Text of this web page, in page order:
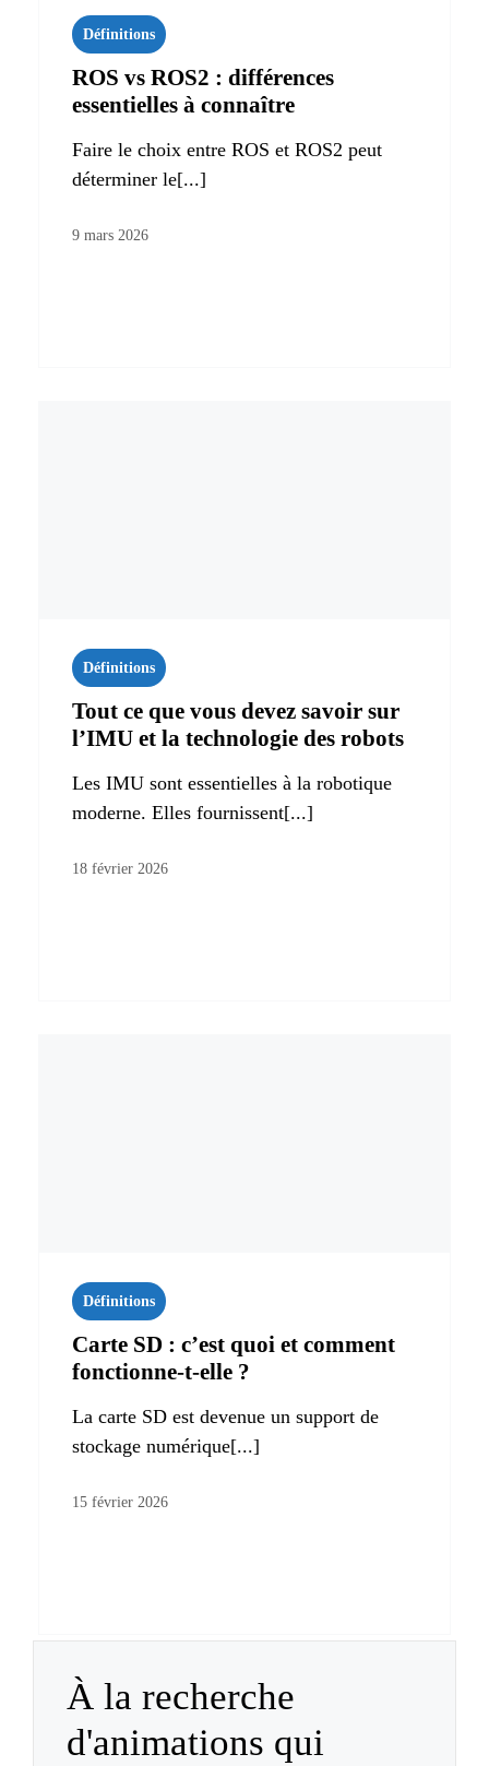
Définitions
ROS vs ROS2 : différences
essentielles à connaître
Faire le choix entre ROS et ROS2 peut
déterminer le[...]
9 mars 2026
Définitions
Tout ce que vous devez savoir sur
l’IMU et la technologie des robots
Les IMU sont essentielles à la robotique
moderne. Elles fournissent[...]
18 février 2026
Définitions
Carte SD : c’est quoi et comment
fonctionne-t-elle ?
La carte SD est devenue un support de
stockage numérique[...]
15 février 2026
À la recherche
d'animations qui